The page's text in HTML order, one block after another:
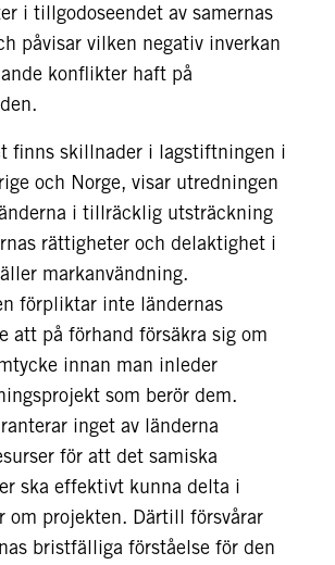
i tillgodoseendet av samernas
påvisar vilken negativ inverkan
konflikter haft på
finns skillnader i lagstiftningen i
och Norge, visar utredningen
i tillräcklig utsträckning
rättigheter och delaktighet i
markanvändning.
förpliktar inte ländernas
att på förhand försäkra sig om
innan man inleder
som berör dem.
inget av länderna
för att det samiska
ska effektivt kunna delta i
om projekten. Därtill försvårar
bristfälliga förståelse för den